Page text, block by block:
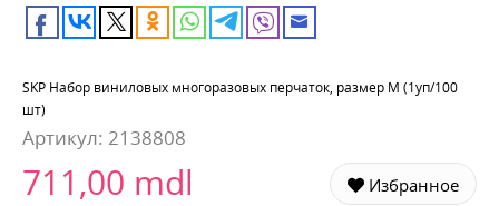
SKP Набор виниловых многоразовых перчаток, размер M (1уп/100
шт)
Артикул: 2138808
711,00 mdl Избранное